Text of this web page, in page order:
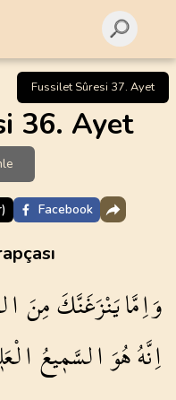
Fussilet Sûresi 37. Ayet
36. Ayet
Facebook
وَاِمَّايَنْزَغَنَّكَمِنَ
اِنَّهُهُوَالسَّم۪يعُ